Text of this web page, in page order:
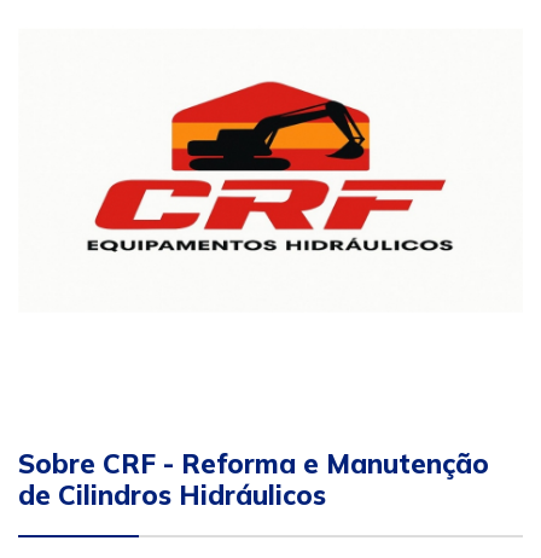
Sobre CRF - Reforma e Manutenção
de Cilindros Hidráulicos